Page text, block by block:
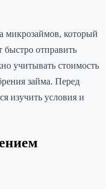
микрозаймов, который
быстро отправить
учитывать стоимость
займа. Перед
изучить условия и